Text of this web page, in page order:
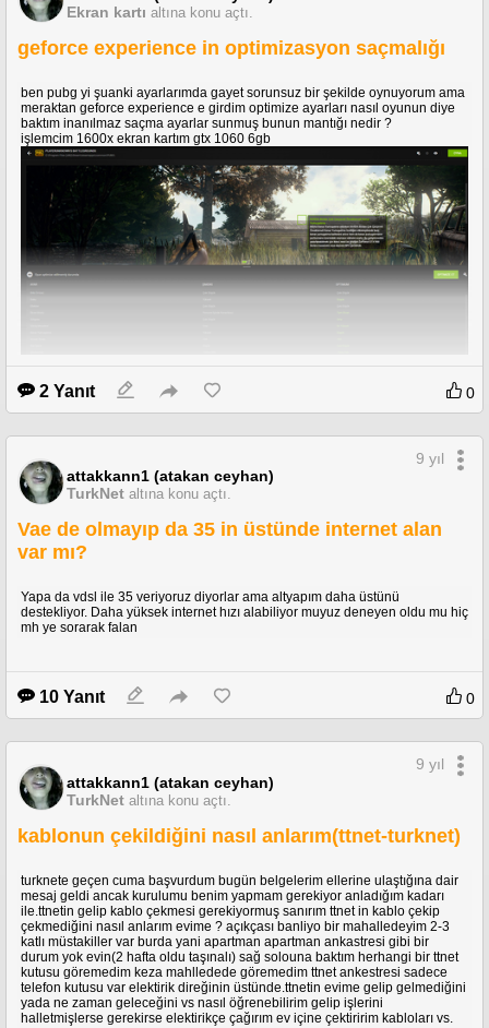
Ekran kartı altına konu açtı.
geforce experience in optimizasyon saçmalığı
ben pubg yi şuanki ayarlarımda gayet sorunsuz bir şekilde oynuyorum ama
meraktan geforce experience e girdim optimize ayarları nasıl oyunun diye
baktım inanılmaz saçma ayarlar sunmuş bunun mantığı nedir ?
işlemcim 1600x ekran kartım gtx 1060 6gb
2 Yanıt 0
attakkann1 (atakan ceyhan)
TurkNet altına konu açtı.
9 yıl
Vae de olmayıp da 35 in üstünde internet alan
var mı?
Yapa da vdsl ile 35 veriyoruz diyorlar ama altyapım daha üstünü
destekliyor. Daha yüksek internet hızı alabiliyor muyuz deneyen oldu mu hiç
mh ye sorarak falan
10 Yanıt 0
attakkann1 (atakan ceyhan)
TurkNet altına konu açtı.
9 yıl
kablonun çekildiğini nasıl anlarım(ttnet-turknet)
turknete geçen cuma başvurdum bugün belgelerim ellerine ulaştığına dair
mesaj geldi ancak kurulumu benim yapmam gerekiyor anladığım kadarı
ile.ttnetin gelip kablo çekmesi gerekiyormuş sanırım ttnet in kablo çekip
çekmediğini nasıl anlarım evime ? açıkçası banliyo bir mahalledeyim 2-3
katlı müstakiller var burda yani apartman apartman ankastresi gibi bir
durum yok evin(2 hafta oldu taşınalı) sağ solouna baktım herhangi bir ttnet
kutusu göremedim keza mahlledede göremedim ttnet ankestresi sadece
telefon kutusu var elektirik direğinin üstünde.ttnetin evime gelip gelmediğini
yada ne zaman geleceğini vs nasıl öğrenebilirim gelip işlerini
halletmişlerse gerekirse elektirikçe çağırım ev içine çektiririm kabloları vs.